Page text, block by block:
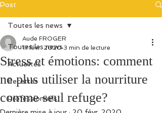
Post
Toutes les news
Actualités
Recettes
Professionnels
Toutes les news
Stress et émotions: comment
ne plus utiliser la nourriture
comme seul refuge?
Aude FROGER
17 févr. 2020 3 min de lecture